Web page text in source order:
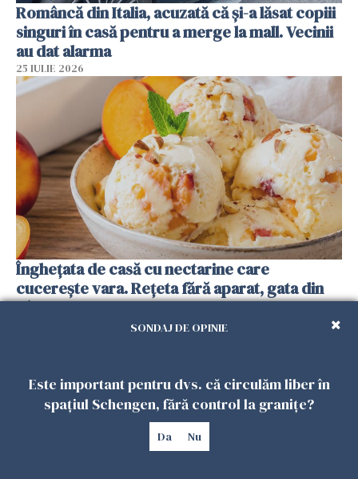
Româncă din Italia, acuzată că și-a lăsat copiii
singuri în casă pentru a merge la mall. Vecinii
au dat alarma
25 IULIE 2026
Înghețata de casă cu nectarine care
cucerește vara. Rețeta fără aparat, gata din
câteva ingrediente
SONDAJ DE OPINIE
Este important pentru dvs. că circulăm liber în
spațiul Schengen, fără control la granițe?
Da Nu